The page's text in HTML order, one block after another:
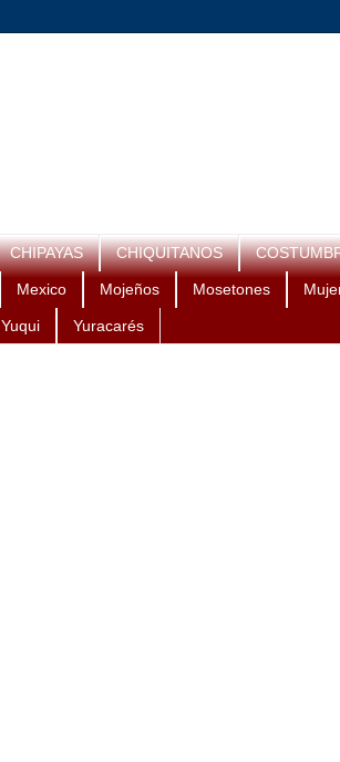
CHIPAYAS CHIQUITANOS
Mexico Mojeños Mosetones
Yuqui Yuracarés